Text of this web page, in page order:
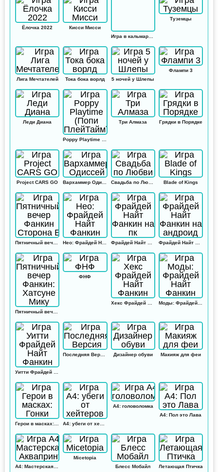
Ёлочка 2022
Кисси Мисси
Игра в кальмара: Амонг ас
Туземцы
Лига Мечтателей Тока бока ворлд 5 ночей у Шлепы
Флампи 3
Леди Диана Три Алмаза Грядки в Порядке
Project CARS GO Свадьба по Любви Blade of Kings
ФНФ
Моды: Фрайдей Найт Фанкин
Дизайнер обуви Макияж для феи
А4: головоломка
А4: Пол это Лава
Micetopia
Блесс Мобайл
Летающая Птичка